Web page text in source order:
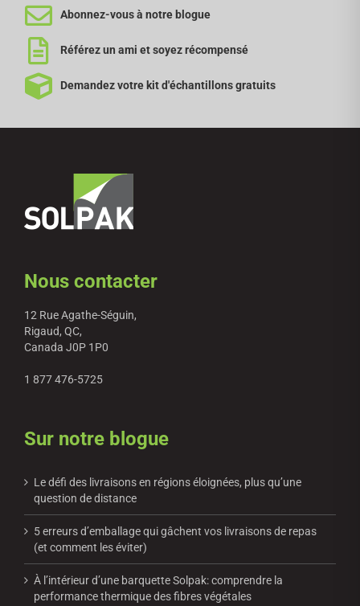
Abonnez-vous à notre blogue
Référez un ami et soyez récompensé
Demandez votre kit d'échantillons gratuits
Nous contacter
12 Rue Agathe-Séguin,
Rigaud, QC,
Canada J0P 1P0
1 877 476-5725
Sur notre blogue
Le défi des livraisons en régions éloignées, plus qu’une
question de distance
5 erreurs d’emballage qui gâchent vos livraisons de repas
(et comment les éviter)
À l’intérieur d’une barquette Solpak: comprendre la
performance thermique des fibres végétales